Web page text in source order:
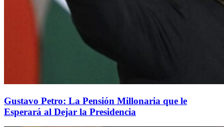
Gustavo Petro: La Pensión Millonaria que le
Esperará al Dejar la Presidencia